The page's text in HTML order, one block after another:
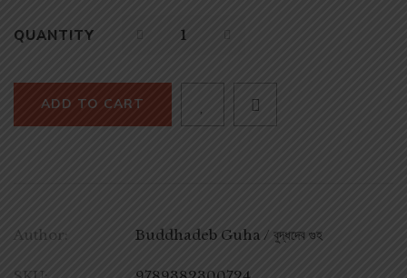
QUANTITY
ADD TO CART
Author: Buddhadeb Guha / বুদ্ধদেব গুহ